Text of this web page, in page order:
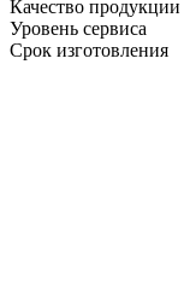
Качество продукции
Уровень сервиса
Срок изготовления